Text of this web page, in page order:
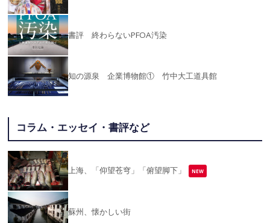
書評 終わらないPFOA汚染
知の源泉 企業博物館① 竹中大工道具館
コラム・エッセイ・書評など
上海、「仰望苍穹」「俯望脚下」 NEW
蘇州、懐かしい街